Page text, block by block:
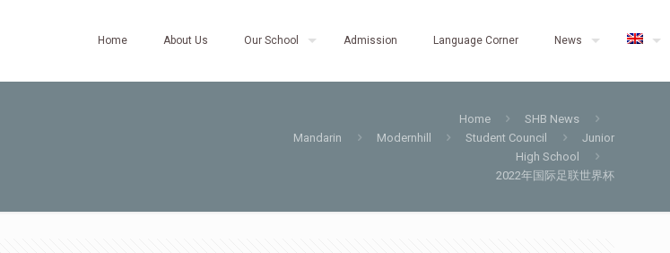
Home About Us Our School Admission Language Corner News
Home
SHB News
Mandarin
Modernhill Student Council
Junior
High School
2022年国际足联世界杯